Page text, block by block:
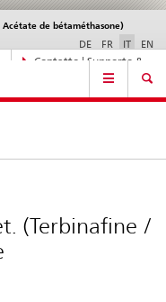
Contatto | Supporto &
de bétaméthasone)
DE FR IT EN
(Terbinafine /